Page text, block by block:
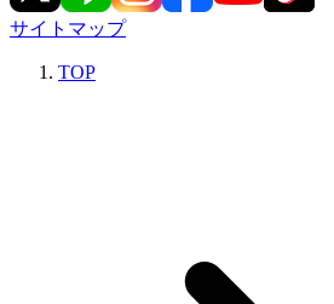
サイトマップ
TOP